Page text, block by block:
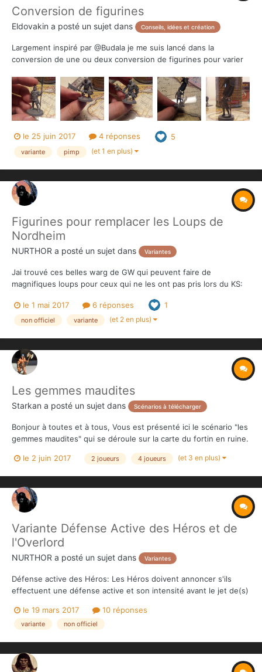
Conversion de figurines
Eldovakin a posté un sujet dans Conseils, idées et création
Largement inspiré par @Budala je me suis lancé dans la
conversion de une ou deux conversion de figurines pour varier
très lore-friendly mais j'imagine qu'il la ramassé sur un champ de
bataille vus sa qualité^^) Je pense faire une...
le 25 juin 2017 4 réponses 5
variante pimp (et 1 en plus)
Figurines pour remplacer les Loups de
Nordheim
NURTHOR a posté un sujet dans Variantes
Jai trouvé ces belles warg de GW qui peuvent faire de
magnifiques loups pour ceux qui ne les ont pas pris lors du KS:
le 1 mai 2017
6 réponses 1
non officiel variante (et 2 en plus)
Les gemmes maudites
Starkan a posté un sujet dans Scénarios à télécharger
Bonjour à toutes et à tous, Vous est présenté ici le scénario "les
gemmes maudites" qui se déroule sur la carte du fortin en ruine.
l'évolution suite aux parties effectuées et aux retours que j'ai
le 2 juin 2017 2 joueurs 4 joueurs (et 3 en plus)
Variante Défense Active des Héros et de
l'Overlord
NURTHOR a posté un sujet dans Variantes
Défense active des Héros: Les Héros doivent annoncer s'ils
effectuent une défense active et son intensité avant le jet de(s)
subiront ou pas! Défense active des sbires de l'Overlord:
L'Overlord doit annoncer s'il effect...
le 19 mars 2017 10 réponses
variante non officiel